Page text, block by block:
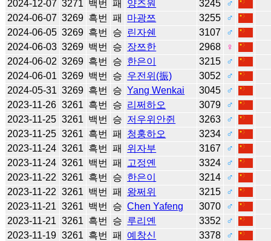
2024-12-07 3271 백번 패 양즈원 3245
♂
2024-06-07 3269 흑번 패 마광쯔 3255
♂
2024-06-05 3269 흑번 승 린자쉔 3107
♂
2024-06-03 3269 백번 승 장쯔한 2968
♀
2024-06-02 3269 흑번 승 한은이 3215
♂
2024-06-01 3269 백번 승 우전위(振) 3052
♂
2024-05-31 3269 흑번 승 Yang Wenkai 3045
♂
2023-11-26 3261 흑번 승 리쩌하오 3079
♂
2023-11-25 3261 백번 승 저우위안쥔 3263
♂
2023-11-25 3261 흑번 패 청훙하오 3234
♂
2023-11-24 3261 흑번 패 위자부 3167
♂
2023-11-24 3261 백번 패 고정옌 3324
♂
2023-11-22 3261 흑번 승 한은이 3214
♂
2023-11-22 3261 백번 패 왕쩌위 3215
♂
2023-11-21 3261 백번 승 Chen Yafeng 3070
♂
2023-11-21 3261 흑번 승 루리옌 3352
♂
2023-11-19 3261 흑번 패 예창신 3378
♂